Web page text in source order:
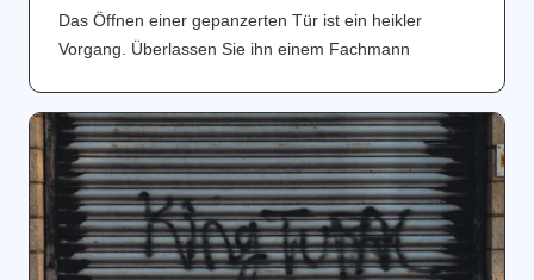
Das Öffnen einer gepanzerten Tür ist ein heikler
Vorgang. Überlassen Sie ihn einem Fachmann